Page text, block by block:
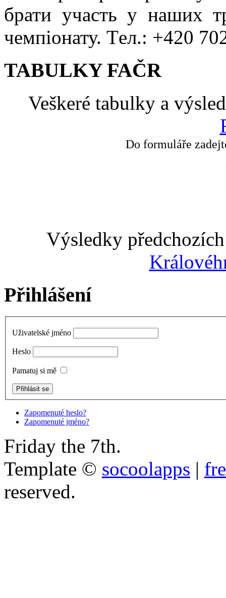
брати участь у наших
чемпіонату. Tел.: +420
TABULKY FAČR
Veškeré tabulky a
Do formuláře
Výsledky
Přihlášení
Uživatelské jméno
Heslo
Pamatuj si mě
Zapomenuté heslo?
Zapomenuté jméno?
Friday the 7th.
Template © socoolapps |
reserved.